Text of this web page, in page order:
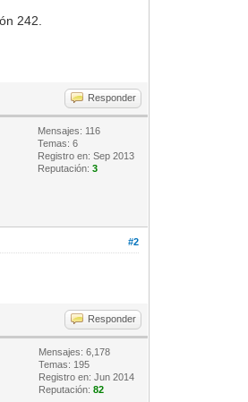
242.
Responder
Mensajes: 116
Temas: 6
Registro en: Sep 2013
Reputación:3
#2
Responder
Mensajes: 6,178
Temas: 195
Registro en: Jun 2014
Reputación:82